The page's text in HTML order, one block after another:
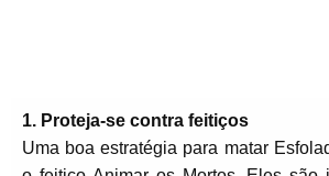
1. Proteja-se contra feitiços
Uma boa estratégia para matar